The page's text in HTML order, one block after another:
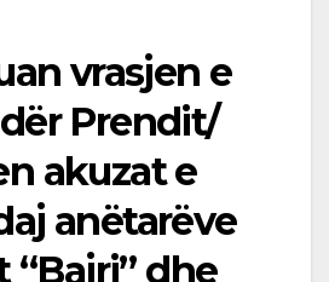
vrasjen e
Prendit/
akuzat e
anëtarëve
dhe